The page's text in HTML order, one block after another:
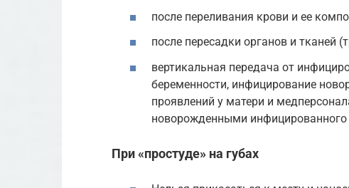
после переливания крови и ее
после пересадки органов и тканей
вертикальная передача от
беременности, инфицирование
проявлений у матери и
новорожденными инфицированного
При «простуде» на губах